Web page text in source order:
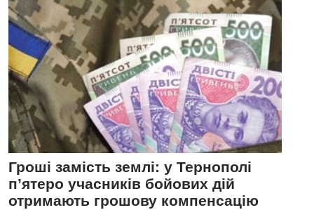
Гроші замість землі: у Тернополі
п’ятеро учасників бойових дій
отримають грошову компенсацію